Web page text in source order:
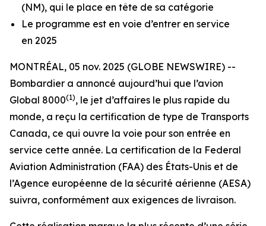
(NM), qui le place en tête de sa catégorie
Le programme est en voie d’entrer en service
en 2025
MONTRÉAL, 05 nov. 2025 (GLOBE NEWSWIRE) --
Bombardier a annoncé aujourd’hui que l’avion
Global 8000(1), le jet d’affaires le plus rapide du
monde, a reçu la certification de type de Transports
Canada, ce qui ouvre la voie pour son entrée en
service cette année. La certification de la Federal
Aviation Administration (FAA) des États-Unis et de
l’Agence européenne de la sécurité aérienne (AESA)
suivra, conformément aux exigences de livraison.